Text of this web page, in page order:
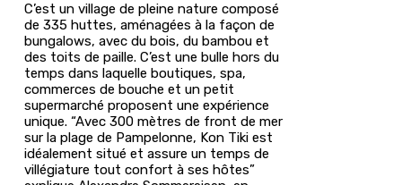
C’est un village de pleine nature composé
de 335 huttes, aménagées à la façon de
bungalows, avec du bois, du bambou et
des toits de paille. C’est une bulle hors du
temps dans laquelle boutiques, spa,
commerces de bouche et un petit
supermarché proposent une expérience
unique. “Avec 300 mètres de front de mer
sur la plage de Pampelonne, Kon Tiki est
idéalement situé et assure un temps de
villégiature tout confort à ses hôtes”